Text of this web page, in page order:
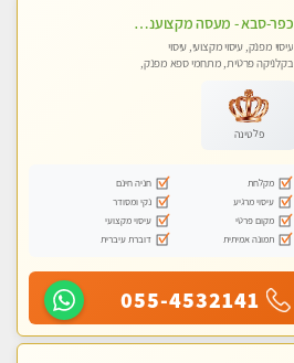
כפר-סבא - מעסה מקצוענית אלופה-מומלץ לחלוטין!! מעסה מקצועית ואיכותית
עיסוי מפנק, עיסוי מקצועי, עיסוי
בקלניקה פרטית, מתחמי ספא מפנק,
פלטינה
מקלחת
חניה חינם
עיסוי מרגיע
נקי ומסודר
מקום פרטי
עיסוי מקצועי
תמונה אמיתית
דוברת עיברית
055-4532141